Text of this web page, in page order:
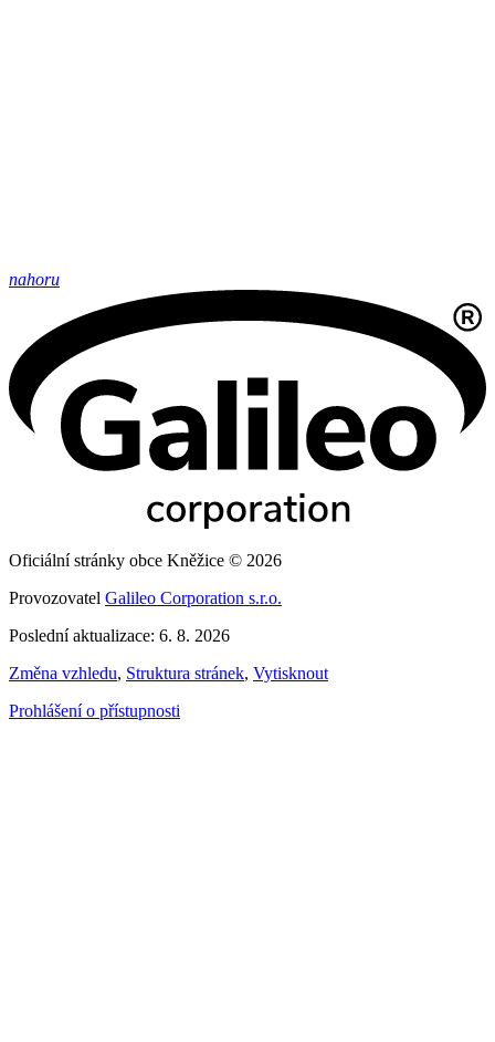
nahoru
Oficiální stránky obce Kněžice © 2026
Provozovatel Galileo Corporation s.r.o.
Poslední aktualizace: 6. 8. 2026
Změna vzhledu, Struktura stránek, Vytisknout
Prohlášení o přístupnosti